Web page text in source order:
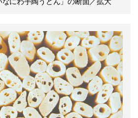
なにわ手綯うどん」の断面／拡大